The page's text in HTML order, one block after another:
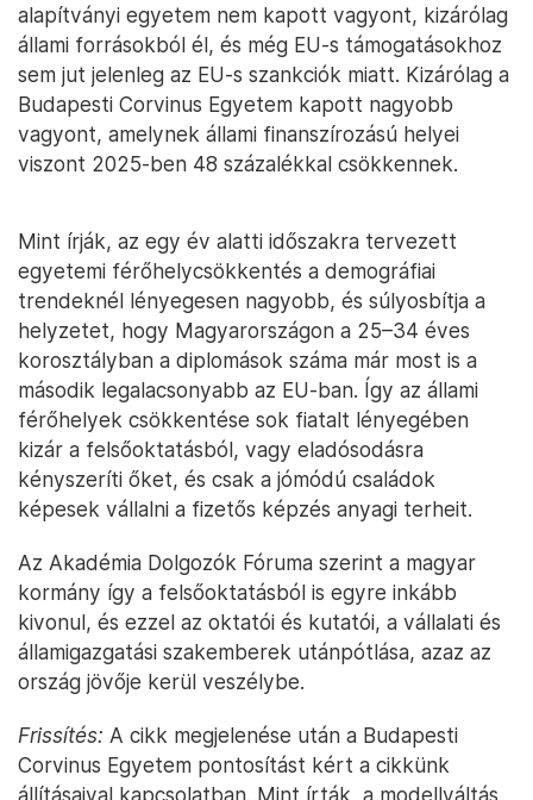
alapítványi egyetem nem kapott vagyont, kizárólag
állami forrásokból él, és még EU-s támogatásokhoz
sem jut jelenleg az EU-s szankciók miatt. Kizárólag a
Budapesti Corvinus Egyetem kapott nagyobb
vagyont, amelynek állami finanszírozású helyei
viszont 2025-ben 48 százalékkal csökkennek.
Mint írják, az egy év alatti időszakra tervezett
egyetemi férőhelycsökkentés a demográfiai
trendeknél lényegesen nagyobb, és súlyosbítja a
helyzetet, hogy Magyarországon a 25–34 éves
korosztályban a diplomások száma már most is a
második legalacsonyabb az EU-ban. Így az állami
férőhelyek csökkentése sok fiatalt lényegében
kizár a felsőoktatásból, vagy eladósodásra
kényszeríti őket, és csak a jómódú családok
képesek vállalni a fizetős képzés anyagi terheit.
Az Akadémia Dolgozók Fóruma szerint a magyar
kormány így a felsőoktatásból is egyre inkább
kivonul, és ezzel az oktatói és kutatói, a vállalati és
államigazgatási szakemberek utánpótlása, azaz az
ország jövője kerül veszélybe.
Frissítés: A cikk megjelenése után a Budapesti
Corvinus Egyetem pontosítást kért a cikkünk